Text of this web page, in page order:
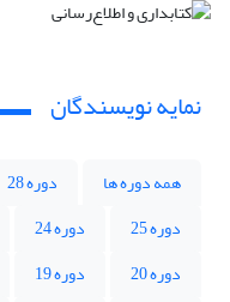
نمایه نویسندگان
همه دوره ها دوره 28
دوره 25
دوره 24
دوره 20
دوره 19